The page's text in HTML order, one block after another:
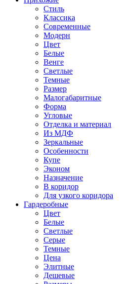
Стиль
Классика
Современные
Модерн
Цвет
Белые
Венге
Светлые
Темные
Размер
Малогабаритные
Форма
Угловые
Отделка и материал
Из МДФ
Зеркальные
Особенности
Купе
Эконом
Назначение
В коридор
Для узкого коридора
Гардеробные
Цвет
Белые
Светлые
Серые
Темные
Цена
Элитные
Дешевые